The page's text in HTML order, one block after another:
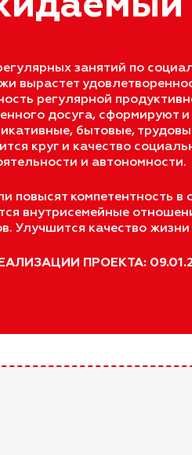
занятий по
вырастет
регулярной
досуга, сформируют
бытовые,
круг и качество
и автономности.
повысят компетентность
внутрисемейные
Улучшится качество
ПРОЕКТА: